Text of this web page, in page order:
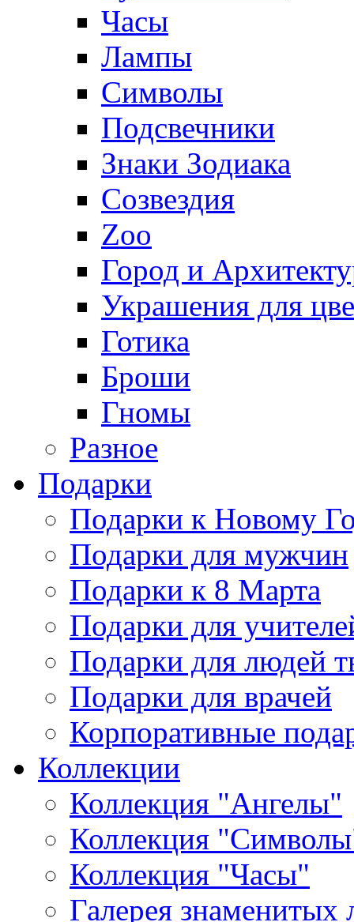
Часы
Лампы
Символы
Подсвечники
Знаки Зодиака
Созвездия
Zoo
Город и
Украшения для
Готика
Броши
Гномы
Разное
Подарки
Подарки к Новому
Подарки для мужчин
Подарки к 8 Марта
Подарки для
Подарки для людей
Подарки для врачей
Корпоративные
Коллекции
Коллекция "Ангелы"
Коллекция
Коллекция "Часы"
Галерея знаменитых